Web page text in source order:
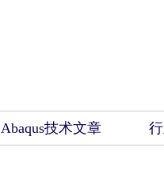
Abaqus技术文章